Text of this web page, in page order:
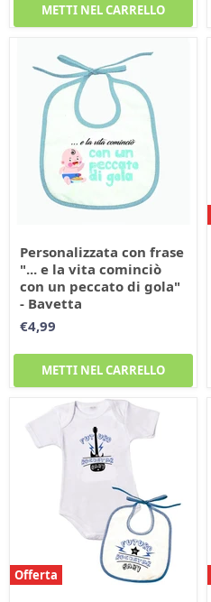
METTI NEL CARRELLO
Personalizzata con frase
"... e la vita cominciò
con un peccato di gola"
- Bavetta
€4,99
METTI NEL CARRELLO
Offerta